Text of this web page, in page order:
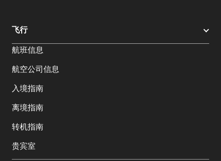
飞行
航班信息
航空公司信息
入境指南
离境指南
转机指南
贵宾室